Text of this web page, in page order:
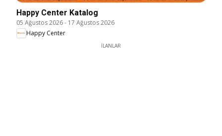
Happy Center Katalog
05 Ağustos 2026- 17 Ağustos 2026
Happy Center
İLANLAR